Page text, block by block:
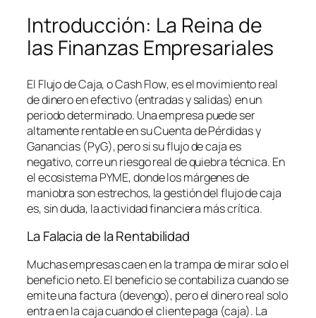
Introducción: La Reina de
las Finanzas Empresariales
El Flujo de Caja, oCash Flow, es el movimiento real
de dinero en efectivo (entradas y salidas) en un
periodo determinado. Una empresa puede ser
altamente rentable en su Cuenta de Pérdidas y
Ganancias (PyG), pero si su flujo de caja es
negativo, corre un riesgo real de quiebra técnica. En
el ecosistema PYME, donde los márgenes de
maniobra son estrechos, la gestión del flujo de caja
es, sin duda, la actividad financiera más crítica.
La Falacia de la Rentabilidad
Muchas empresas caen en la trampa de mirar solo el
beneficio neto. El beneficio se contabiliza cuando se
emite una factura (devengo), pero el dinero real solo
entra en la caja cuando el cliente paga (caja). La